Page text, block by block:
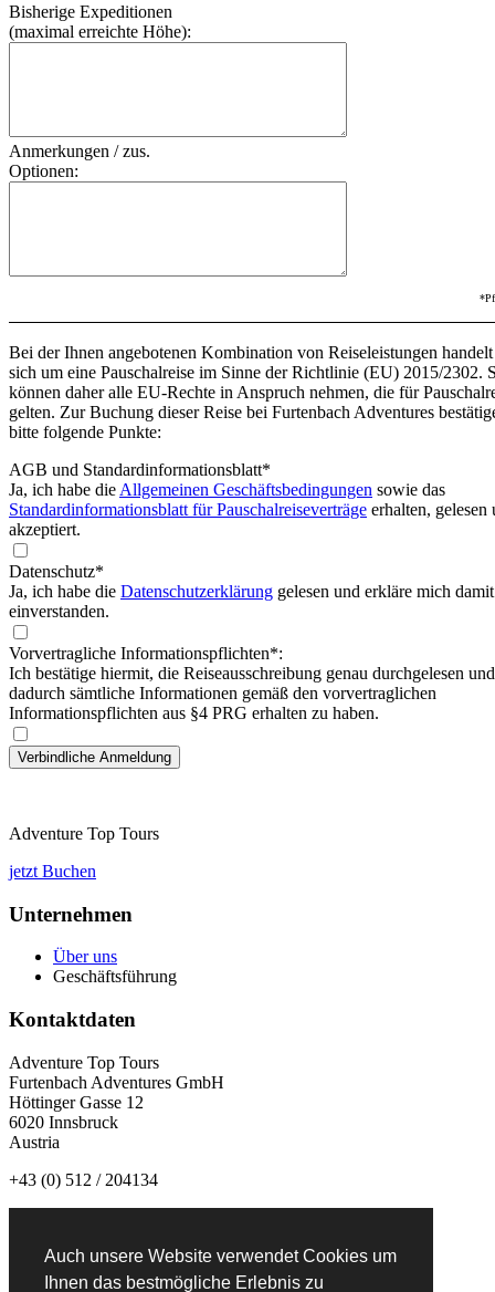
Auch unsere Website verwendet Cookies um
Ihnen das bestmögliche Erlebnis zu
Bisherige Expeditionen
(maximal erreichte Höhe):
Anmerkungen / zus.
Optionen:
Bei der Ihnen angebotenen Kombination von Reiseleistungen handelt
sich um eine Pauschalreise im Sinne der Richtlinie (EU) 2015/2302.
können daher alle EU-Rechte in Anspruch nehmen, die für
gelten. Zur Buchung dieser Reise bei Furtenbach Adventures
bitte folgende Punkte:
AGB und Standardinformationsblatt*
Ja, ich habe die Allgemeinen Geschäftsbedingungen sowie das
Standardinformationsblatt für Pauschalreiseverträge erhalten, gelesen
akzeptiert.
Datenschutz*
Ja, ich habe die Datenschutzerklärung gelesen und erkläre mich damit
einverstanden.
Vorvertragliche Informationspflichten*:
Ich bestätige hiermit, die Reiseausschreibung genau durchgelesen und
dadurch sämtliche Informationen gemäß den vorvertraglichen
Informationspflichten aus §4 PRG erhalten zu haben.
Adventure Top Tours
jetzt Buchen
Unternehmen
Über uns
Geschäftsführung
Kontaktdaten
Adventure Top Tours
Furtenbach Adventures GmbH
Höttinger Gasse 12
6020 Innsbruck
Austria
+43 (0) 512 / 204134
Newsletteranmeldung: